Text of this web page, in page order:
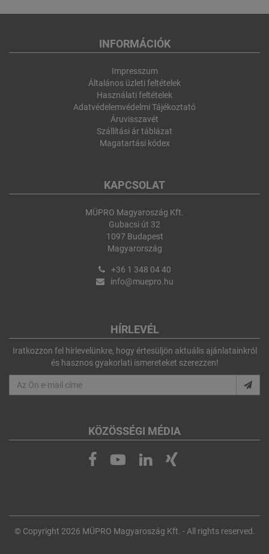
INFORMÁCIÓK
Impresszum
Általános üzleti feltételek
Használati feltételek
Adatvédelemvédelmi Tájékoztató
Áruvisszavét
Szállítási ár táblázat
Magatartási kódex
KAPCSOLAT
MÜPRO Magyaroszág Kft.
Gubacsi út 32
1097 Budapest
Magyarország
+36 1 348 04 40
info@muepro.hu
HÍRLEVÉL
Iratkozzon fel hírlevelünkre, hogy értesüljön aktuális ajánlatainkról
és hasznos gyakorlati ismereteket szerezzen!
KÖZÖSSÉGI MÉDIA
© Copyright 2026 MÜPRO Magyaroszág Kft. - All rights reserved.